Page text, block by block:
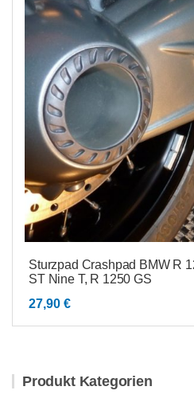
Sturzpad Crashpad BMW R
ST Nine T, R 1250 GS
27,90 €
Produkt Kategorien